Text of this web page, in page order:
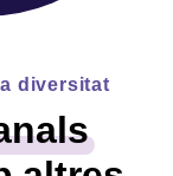
diversitat